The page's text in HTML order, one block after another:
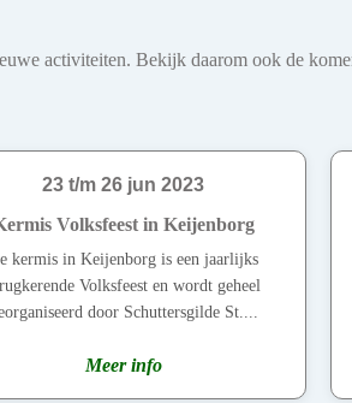
activiteiten. Bekijk daarom ook de
23 t/m 26 jun 2023
Volksfeest in Keijenborg
kermis in Keijenborg is een jaarlijks
Volksfeest en wordt geheel
door Schuttersgilde St....
Meer info